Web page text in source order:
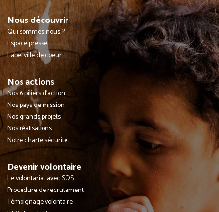
Nous découvrir
Qui sommes-nous ?
Espace presse
Label ville de coeur
Nos actions
Nos 6 piliers d'action
Nos pays de mission
Nos grands projets
Nos réalisations
Notre charte sécurité
Devenir volontaire
Le volontariat avec SOS
Procédure de recrutement
Témoignage volontaire